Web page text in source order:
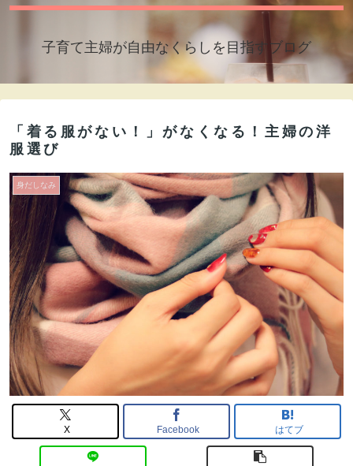
子育て主婦が自由なくらしを目指すブログ
「着る服がない！」がなくなる！主婦の洋
服選び
身だしなみ
X Facebook はてブ